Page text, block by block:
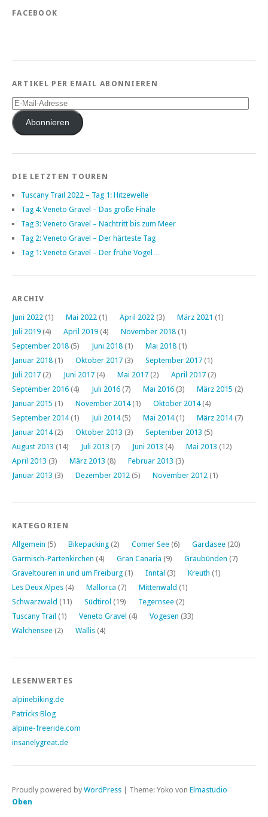
FACEBOOK
ARTIKEL PER EMAIL ABONNIEREN
E-
Mail-
AdresseAbonnieren
DIE LETZTEN TOUREN
Tuscany Trail 2022 – Tag 1: Hitzewelle
Tag 4: Veneto Gravel – Das große Finale
Tag 3: Veneto Gravel – Nachtritt bis zum Meer
Tag 2: Veneto Gravel – Der härteste Tag
Tag 1: Veneto Gravel – Der frühe Vogel…
ARCHIV
Juni 2022 (1) Mai 2022 (1) April 2022 (3) März 2021 (1)
Juli 2019 (4) April 2019 (4) November 2018 (1)
September 2018 (5) Juni 2018 (1) Mai 2018 (1)
Januar 2018 (1) Oktober 2017 (3) September 2017 (1)
Juli 2017 (2) Juni 2017 (4) Mai 2017 (2) April 2017 (2)
September 2016 (4) Juli 2016 (7) Mai 2016 (3) März 2015 (2)
Januar 2015 (1) November 2014(1) Oktober 2014(4)
September 2014(1) Juli 2014(5) Mai 2014(1) März 2014(7)
Januar 2014(2) Oktober 2013 (3) September 2013 (5)
August 2013 (14) Juli 2013 (7) Juni 2013 (4) Mai 2013 (12)
April 2013 (3) März 2013 (8) Februar 2013 (3)
Januar 2013 (3) Dezember 2012 (5) November 2012 (1)
KATEGORIEN
Allgemein (5) Bikepacking (2) Comer See (6) Gardasee (20)
Garmisch-Partenkirchen (4) Gran Canaria (9) Graubünden (7)
Graveltouren in und um Freiburg (1) Inntal (3) Kreuth (1)
Les Deux Alpes (4) Mallorca (7) Mittenwald (1)
Schwarzwald (11) Südtirol (19) Tegernsee (2)
Tuscany Trail (1) Veneto Gravel (4) Vogesen (33)
Walchensee (2) Wallis (4)
LESENWERTES
alpinebiking.de
Patricks Blog
alpine-freeride.com
insanelygreat.de
Proudly powered by WordPress Theme: Yoko von Elmastudio
Oben